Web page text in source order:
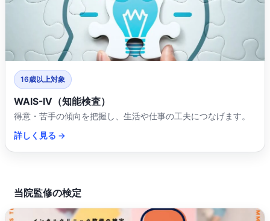
16歳以上対象
WAIS-IV（知能検査）
得意・苦手の傾向を把握し、生活や仕事の工夫につなげます。
詳しく見る →
当院監修の検定